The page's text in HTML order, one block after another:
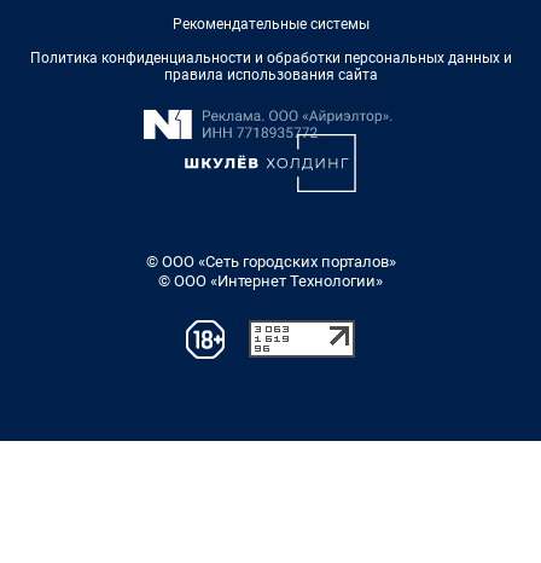
Рекомендательные системы
Политика конфиденциальности и обработки персональных данных и
правила использования сайта
© ООО «Сеть городских порталов»
© ООО «Интернет Технологии»